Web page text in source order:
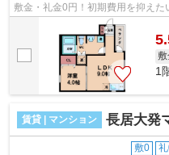
敷金・礼金0円！初期費用を抑えた
チンなど！
1
賃貸 | マンション 長居大発
敷0